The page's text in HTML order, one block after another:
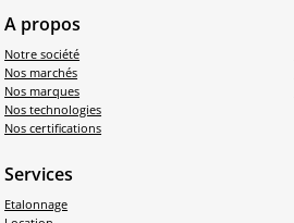
A propos
Notre société
Nos marchés
Nos marques
Nos technologies
Nos certifications
Services
Etalonnage